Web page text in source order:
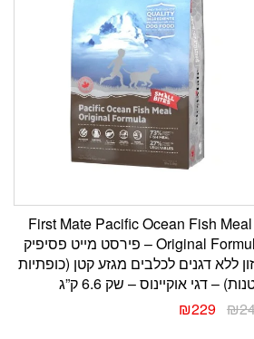
First Mate Pacific Ocean Fish
Original Formula – פירסט מייט פסיפיק
ללא דגנים לכלבים מגזע קטן (כופתיות
– דגי אוקיינוס – שק 6.6 ק”ג
₪
₪229